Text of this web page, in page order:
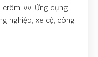
v.v. Ứng dụng:
nghiệp, xe cộ, công